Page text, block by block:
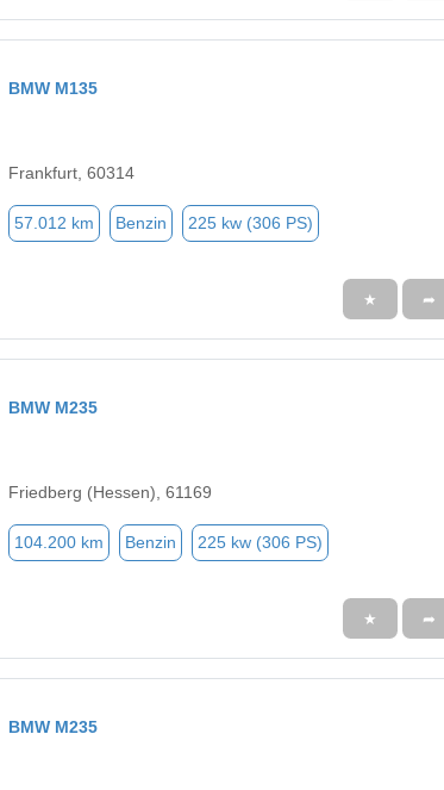
BMW M135
Frankfurt, 60314
57.012 km Benzin 225 kw (306 PS)
★ ➦
BMW M235
Friedberg (Hessen), 61169
104.200 km Benzin 225 kw (306 PS)
★ ➦
BMW M235